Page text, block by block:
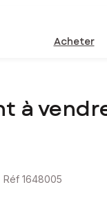
Acheter
vendre
Réf 1648005